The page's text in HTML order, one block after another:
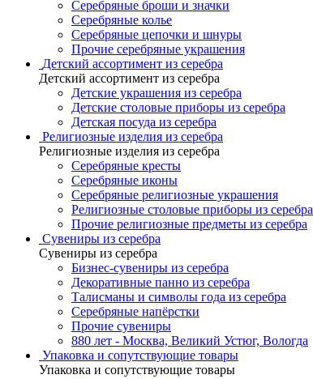
Серебряные броши и значки
Серебряные колье
Серебряные цепочки и шнуры
Прочие серебряные украшения
Детский ассортимент из серебра
Детский ассортимент из серебра
Детские украшения из серебра
Детские столовые приборы из серебра
Детская посуда из серебра
Религиозные изделия из серебра
Религиозные изделия из серебра
Серебряные кресты
Серебряные иконы
Серебряные религиозные украшения
Религиозные столовые приборы из серебра
Прочие религиозные предметы из серебра
Сувениры из серебра
Сувениры из серебра
Бизнес-сувениры из серебра
Декоративные панно из серебра
Талисманы и символы года из серебра
Серебряные напёрстки
Прочие сувениры
880 лет - Москва, Великий Устюг, Вологда
Упаковка и сопутствующие товары
Упаковка и сопутствующие товары